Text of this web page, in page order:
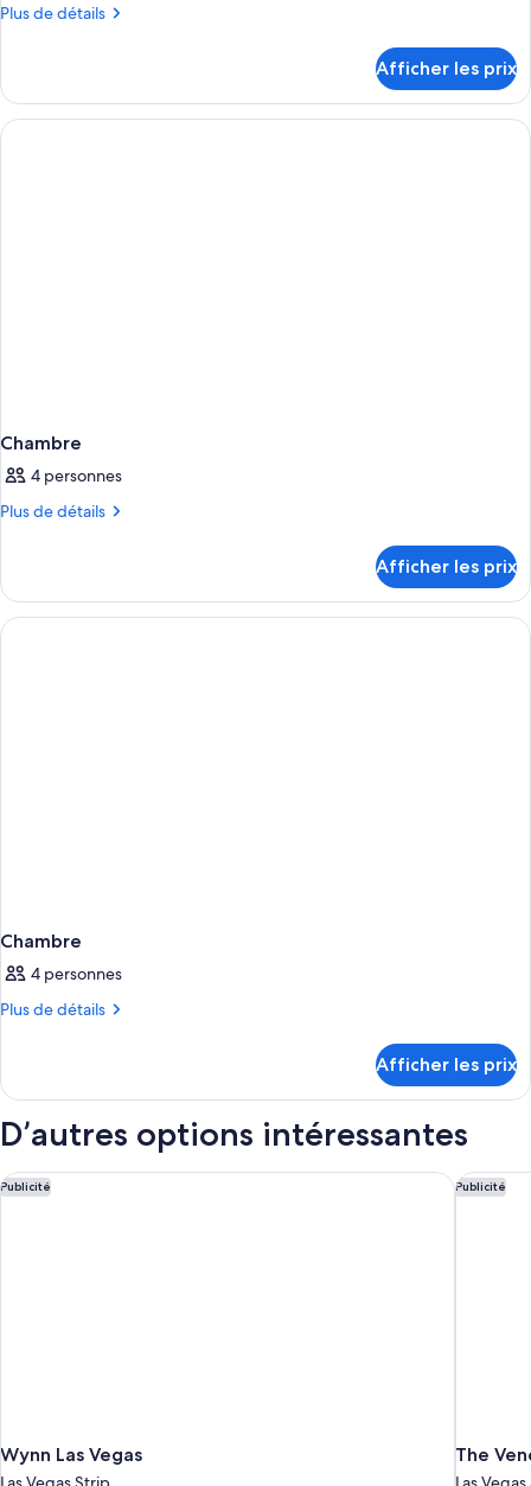
Plus de détails
Plus
Chambre
Afficher les prix
Chambre
4 personnes
Plus de détails
Plus
Chambre
Afficher les prix
Chambre
4 personnes
Plus de détails
Plus
Chambre
Afficher les prix
D’autres options intéressantes
Publicité
Wynn Las Vegas
Wynn Las Vegas Publicité
The
The